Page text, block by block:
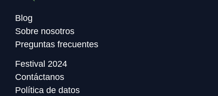
Blog
Sobre nosotros
Preguntas frecuentes
Festival 2024
Contáctanos
Política de datos